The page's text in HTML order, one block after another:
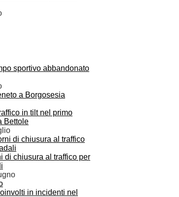
sportivo abbandonato
in tilt nel primo
Bettole
di chiusura al traffico per
in incidenti nel